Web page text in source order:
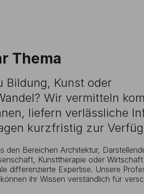
Thema
Bildung, Kunst oder
Wir vermitteln
liefern verlässliche
kurzfristig zur
den Bereichen Architektur,
Kunsttherapie oder
differenzierte Expertise. Unsere
ihr Wissen verständlich für